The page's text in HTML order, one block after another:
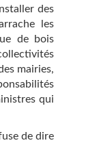
des
les
de bois
mairies,
qui
de dire